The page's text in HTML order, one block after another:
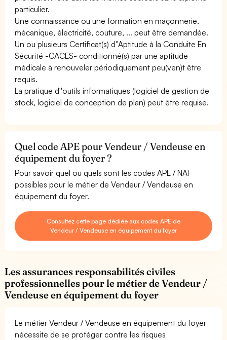
particulier.
Une connaissance ou une formation en maçonnerie,
mécanique, électricité, couture, ... peut être demandée.
Un ou plusieurs Certificat(s) d''Aptitude à la Conduite En
Sécurité -CACES- conditionné(s) par une aptitude
médicale à renouveler périodiquement peu(ven)t être
requis.
La pratique d''outils informatiques (logiciel de gestion de
stock, logiciel de conception de plan) peut être requise.
Quel code APE pour Vendeur / Vendeuse en
équipement du foyer ?
Pour savoir quel ou quels sont les codes APE / NAF
possibles pour le métier de Vendeur / Vendeuse en
équipement du foyer.
Consultez cette page dédiée aux codes APE de
Vendeur / Vendeuse en équipement du foyer
Les assurances responsabilités civiles
professionnelles pour le métier de Vendeur /
Vendeuse en équipement du foyer
Le métier Vendeur / Vendeuse en équipement du foyer
nécessite de se protéger contre les risques